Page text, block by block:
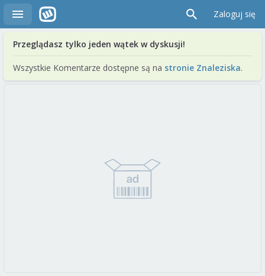
Zaloguj się
Przeglądasz tylko jeden wątek w dyskusji!
Wszystkie Komentarze dostępne są na stronie Znaleziska.